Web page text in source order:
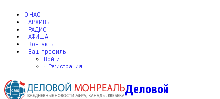
О НАС
АРХИВЫ
РАДИО
АФИША
Контакты
Ваш профиль
Войти
Регистрация
Деловой